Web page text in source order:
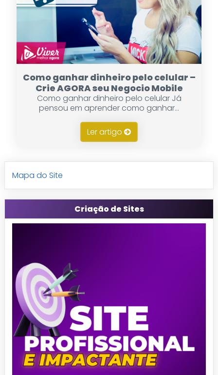
Como ganhar dinheiro pelo celular –
Crie AGORA seu Negocio Mobile
Como ganhar dinheiro pelo celular Já
pensou em aprender como ganhar...
Ler artigo
Mapa do Site
Criação de Sites